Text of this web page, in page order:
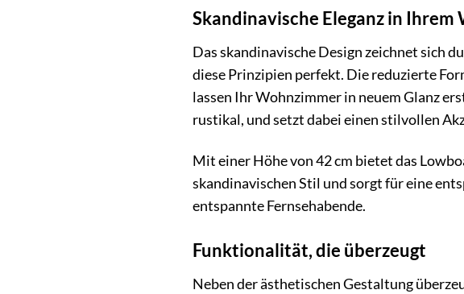
Skandinavische Eleganz in Ihrem
Das skandinavische Design zeichnet sich
diese Prinzipien perfekt. Die reduzierte
lassen Ihr Wohnzimmer in neuem Glanz
rustikal, und setzt dabei einen stilvollen
Mit einer Höhe von 42 cm bietet das
skandinavischen Stil und sorgt für eine
entspannte Fernsehabende.
Funktionalität, die überzeugt
Neben der ästhetischen Gestaltung